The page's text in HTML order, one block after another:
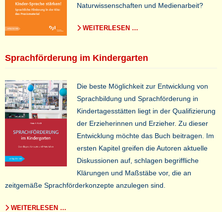
Naturwissenschaften und Medienarbeit?
WEITERLESEN …
Sprachförderung im Kindergarten
Die beste Möglichkeit zur Entwicklung von
Sprachbildung und Sprachförderung in
Kindertagesstätten liegt in der Qualifizierung
der Erzieherinnen und Erzieher. Zu dieser
Entwicklung möchte das Buch beitragen. Im
ersten Kapitel greifen die Autoren aktuelle
Diskussionen auf, schlagen begriffliche
Klärungen und Maßstäbe vor, die an
zeitgemäße Sprachförderkonzepte anzulegen sind.
WEITERLESEN …